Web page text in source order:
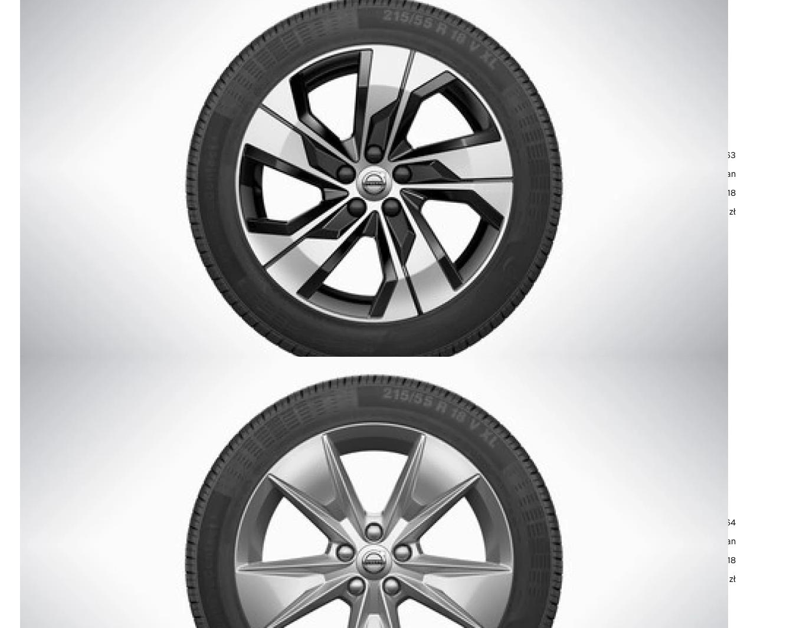
Koła zimowe Volvo V60CC: 18" 5-
ramienne w kolorze Black Diamond
Cut
Nr katalogowy
32438163
Opona
Nokian
Rozmiar
215/55 R18
Cena regularna (z montażem)
12 750 zł
UWAGI: MY19-
Koła zimowe Volvo V60CC: 18" 5-
ramiennymi w kolorze srebrnym
Nr katalogowy
32438164
Opona
Nokian
Rozmiar
215/55 R18
Cena regularna (z montażem)
12 750 zł
UWAGI: MY19-